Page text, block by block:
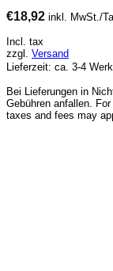
€18,92 inkl. MwSt./
Incl. tax
zzgl. Versand
Lieferzeit: ca. 3-4
Bei Lieferungen in
Gebühren anfallen.
taxes and fees may